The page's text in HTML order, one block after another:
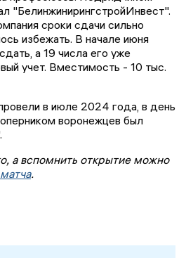
"БелинжинирингстройИнвест".
сроки сдачи сильно
избежать. В начале июня
а 19 числа его уже
учет. Вместимость - 10 тыс.
в июле 2024 года, в день
воронежцев был
а вспомнить открытие можно
.